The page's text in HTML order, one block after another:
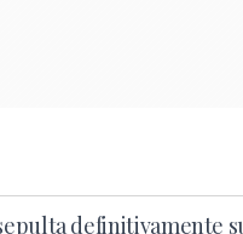
definitivamente